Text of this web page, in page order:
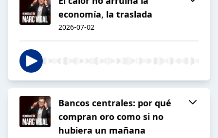
economía, la traslada
2026-07-02
Bancos centrales: por qué
compran oro como si no
hubiera un mañana